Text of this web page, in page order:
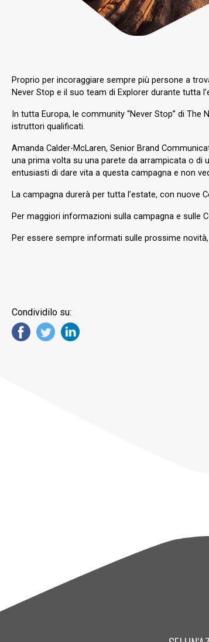
Proprio per incoraggiare sempre più persone a
Never Stop e il suo team di Explorer durante tutta
In tutta Europa, le community “Never Stop” di
istruttori qualificati.
Amanda Calder-McLaren, Senior Brand
una prima volta su una parete da arrampicata o
entusiasti di dare vita a questa campagna e non
La campagna durerà per tutta l’estate, con nuove
Per maggiori informazioni sulla campagna e sulle
Per essere sempre informati sulle prossime
Condividilo su: